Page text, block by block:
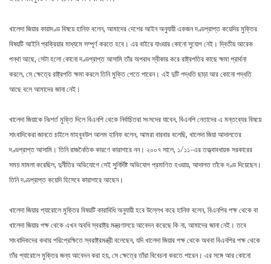
খালেদা জিয়ার কারাদণ্ড বিষয়ে হানিফ বলেন, আমাদের দেশের আইন অনুযায়ী একজন দণ্ডপ্রাপ্ত কয়েদির মুক্তির
বিষয়টি আইনি প্রক্রিয়ার মাধ্যমে সম্পূর্ণ করতে হবে। এর বাইরে যাওয়ার কোনো সুযোগ নেই। দ্বিতীয় আরেক
পন্থা আছে, সেটা হলো কোনো দণ্ডপ্রাপ্ত আসামি তাঁর অপরাধ স্বীকার করে রাষ্ট্রপতির কাছে ক্ষমা প্রার্থনা
করলে, সে ক্ষেত্রে রাষ্ট্রপতি ক্ষমা করলে তিনি মুক্তি পেতে পারেন। এই দুটি পদ্ধতি ছাড়া আর কোনো পদ্ধতি
আছে বলে আমাদের জানা নেই।
খালেদা জিয়াকে নিঃশর্ত মুক্তি দিলে বিএনপি থেকে নির্বাচিতরা সংসদের যাবেন, বিএনপি নেতাদের এ মন্তব্যের বিষয়ে
সাংবাদিকেরা জানতে চাইলে মাহবুবউল আলম হানিফ বলেন, আমরা বারবার বলেছি, খালেদা জিয়া আদালতের
দণ্ডপ্রাপ্ত আসামি। তিনি রাজনৈতিক কারণে কারাগারে নন। ২০০৭ সালে, ১/১১-এর তত্ত্বাবধায়ক সরকারের
সময় মামলা করেছিল, দুর্নীতির অভিযোগে সেই সুনির্দিষ্ট অভিযোগ প্রমাণিত হওয়ায়, আদালত তাঁকে দণ্ড দিয়েছেন।
তিনি দণ্ডপ্রাপ্ত কয়েদি হিসেবে কারাগারে আছেন।
খালেদা জিয়ার প্যারোলে মুক্তির বিষয়টি কারাবিধি অনুযায়ী হবে উল্লেখ করে হানিফ বলেন, বিএনপির পক্ষ থেকে বা
খালেদা জিয়ার পক্ষ থেকে এখন অবধি স্বরাষ্ট্র মন্ত্রণালয়ে আবেদন করেছে কি না, আমাদের জানা নেই। তবে
সাংবাদিকদের কথার পরিপ্রেক্ষিতে স্বরাষ্ট্রমন্ত্রী বলেছেন, যদি খালেদা জিয়ার পক্ষ থেকে অথবা বিএনপির পক্ষ থেকে
তাঁর প্যারোলে মুক্তির জন্য আবেদন করা হয়, সে ক্ষেত্রে তাঁরা বিবেচনা করতে পারেন। এর সঙ্গে আর কোনো